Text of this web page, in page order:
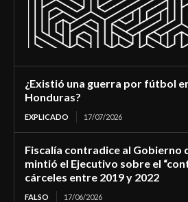
¿Existió una guerra por fútbol
Honduras?
EXPLICADO 17/07/2026
Fiscalía contradice al Gobierno
mintió el Ejecutivo sobre el
cárceles entre 2019 y 2022
FALSO 17/06/2026